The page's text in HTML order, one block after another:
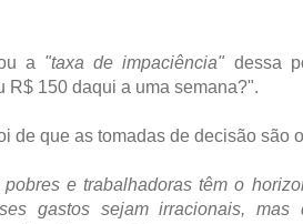
a "taxa de impaciência" dessa
R$ 150 daqui a uma semana?".
de que as tomadas de decisão são
e trabalhadoras têm o
gastos sejam irracionais,